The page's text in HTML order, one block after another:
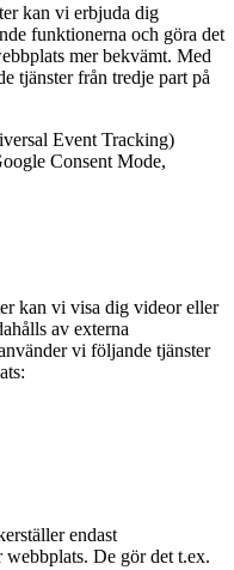
kan vi erbjuda dig
funktionerna och göra det
mer bekvämt. Med
tjänster från tredje part på
Event Tracking)
Consent Mode,
kan vi visa dig videor eller
av externa
vi följande tjänster
endast
De gör det t.ex.